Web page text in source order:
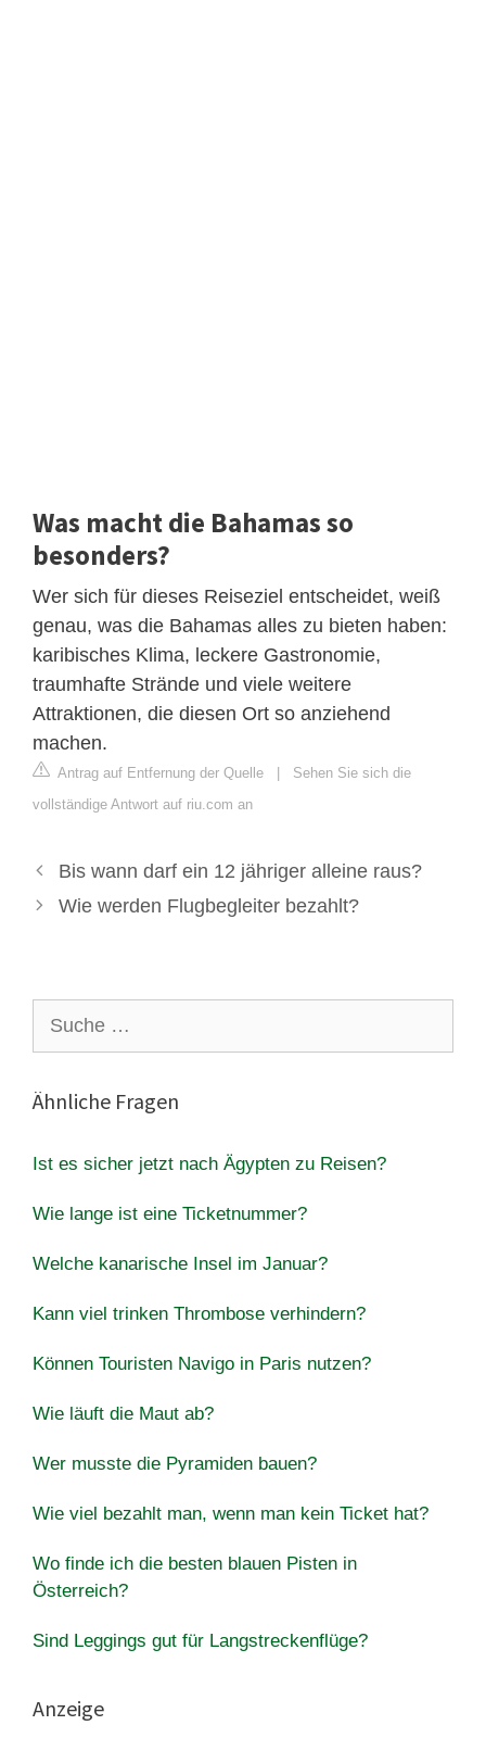
Was macht die Bahamas so
besonders?
Wer sich für dieses Reiseziel entscheidet, weiß
genau, was die Bahamas alles zu bieten haben:
karibisches Klima, leckere Gastronomie,
traumhafte Strände und viele weitere
Attraktionen, die diesen Ort so anziehend
machen.
Antrag auf Entfernung der Quelle | Sehen Sie sich die
vollständige Antwort auf riu.com an
Bis wann darf ein 12 jähriger alleine raus?
Wie werden Flugbegleiter bezahlt?
nach:
Ähnliche Fragen
Ist es sicher jetzt nach Ägypten zu Reisen?
Wie lange ist eine Ticketnummer?
Welche kanarische Insel im Januar?
Kann viel trinken Thrombose verhindern?
Können Touristen Navigo in Paris nutzen?
Wie läuft die Maut ab?
Wer musste die Pyramiden bauen?
Wie viel bezahlt man, wenn man kein Ticket hat?
Wo finde ich die besten blauen Pisten in
Österreich?
Sind Leggings gut für Langstreckenflüge?
Anzeige